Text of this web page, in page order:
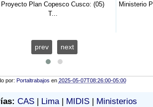
Proyecto Plan Copesco Cusco: (05)
T...
Ministerio
prev next
por: Portaltrabajos en 2025-05-07T08:26:00-05:00
CAS Lima| MIDIS Ministerios